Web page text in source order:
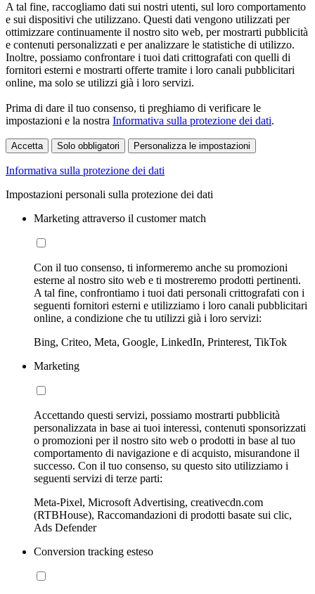
A tal fine, raccogliamo dati sui nostri utenti, sul loro comportamento
e sui dispositivi che utilizzano. Questi dati vengono utilizzati per
ottimizzare continuamente il nostro sito web, per mostrarti pubblicità
e contenuti personalizzati e per analizzare le statistiche di utilizzo.
Inoltre, possiamo confrontare i tuoi dati crittografati con quelli di
fornitori esterni e mostrarti offerte tramite i loro canali pubblicitari
online, ma solo se utilizzi già i loro servizi.
Prima di dare il tuo consenso, ti preghiamo di verificare le
impostazioni e la nostra Informativa sulla protezione dei dati.
Accetta Solo obbligatori Personalizza le impostazioni
Informativa sulla protezione dei dati
Impostazioni personali sulla protezione dei dati
Marketing attraverso il customer match
Con il tuo consenso, ti informeremo anche su promozioni
esterne al nostro sito web e ti mostreremo prodotti pertinenti.
A tal fine, confrontiamo i tuoi dati personali crittografati con i
seguenti fornitori esterni e utilizziamo i loro canali pubblicitari
online, a condizione che tu utilizzi già i loro servizi:
Bing, Criteo, Meta, Google, LinkedIn, Printerest, TikTok
Marketing
Accettando questi servizi, possiamo mostrarti pubblicità
personalizzata in base ai tuoi interessi, contenuti sponsorizzati
o promozioni per il nostro sito web o prodotti in base al tuo
comportamento di navigazione e di acquisto, misurandone il
successo. Con il tuo consenso, su questo sito utilizziamo i
seguenti servizi di terze parti:
Meta-Pixel, Microsoft Advertising, creativecdn.com
(RTBHouse), Raccomandazioni di prodotti basate sui clic,
Ads Defender
Conversion tracking esteso